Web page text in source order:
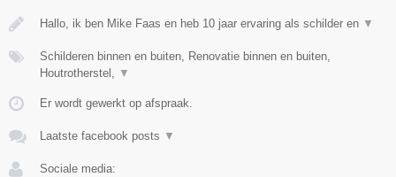
Hallo, ik ben Mike Faas en heb 10 jaar ervaring als schilder en ▼
Schilderen binnen en buiten, Renovatie binnen en buiten,
Houtrotherstel, ▼
Er wordt gewerkt op afspraak.
Laatste facebook posts ▼
Sociale media: